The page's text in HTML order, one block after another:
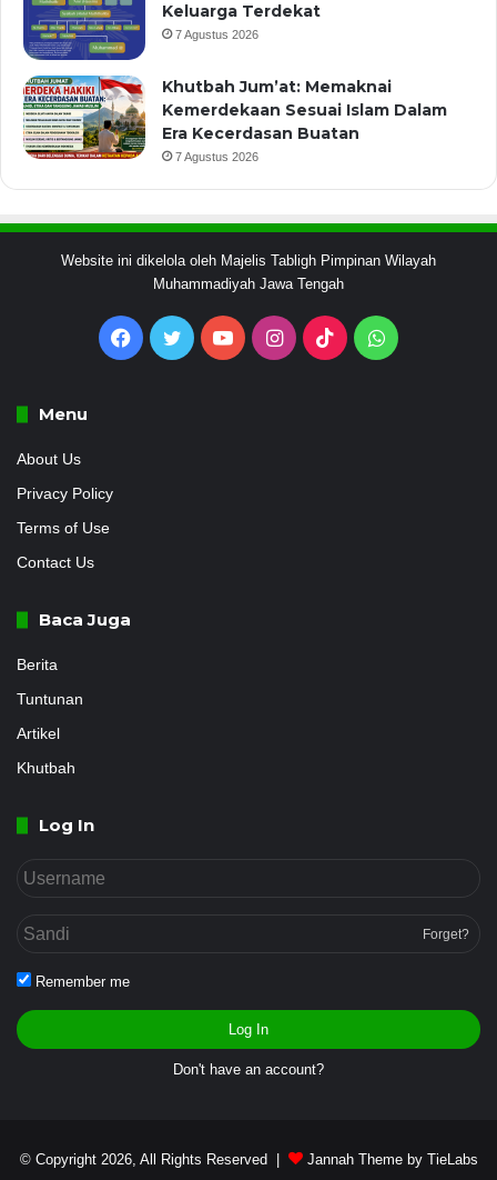
Keluarga Terdekat
7 Agustus 2026
Khutbah Jum’at: Memaknai
Kemerdekaan Sesuai Islam Dalam
Era Kecerdasan Buatan
7 Agustus 2026
Website ini dikelola oleh Majelis Tabligh Pimpinan Wilayah
Muhammadiyah Jawa Tengah
Facebook
Twitter YouTubeInstagram
TikTokWhatsApp
Menu
About Us
Privacy Policy
Terms of Use
Contact Us
Baca Juga
Berita
Tuntunan
Artikel
Khutbah
Log In
Forget?
Remember me
Log In
Don't have an account?
© Copyright 2026, All Rights Reserved | Jannah Theme by TieLabs